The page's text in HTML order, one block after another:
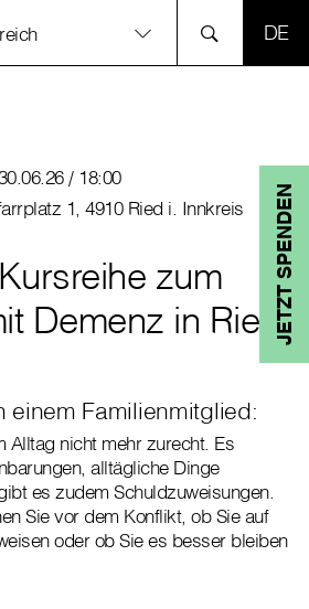
JETZT SPENDEN
/ 18:00
1, 4910 Ried i. Innkreis
zum
Demenz in Ried
einem Familienmitglied:
Alltag nicht mehr zurecht. Es
alltägliche Dinge
es zudem Schuldzuweisungen.
Sie vor dem Konflikt, ob Sie auf
oder ob Sie es besser bleiben